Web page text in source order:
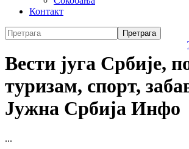
Контакт
Вести југа Србије,
туризам, спорт,
Јужна Србија Инфо
...